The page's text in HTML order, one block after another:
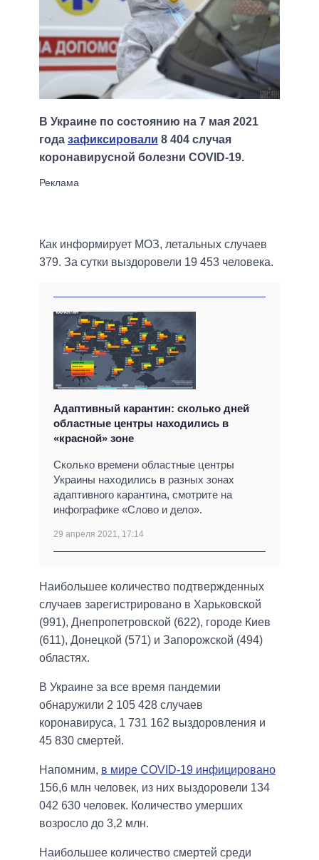
В Украине по состоянию на 7 мая 2021
года зафиксировали 8 404 случая
коронавирусной болезни COVID-19.
Как информирует МОЗ, летальных случаев
379. За сутки выздоровели 19 453 человека.
Адаптивный карантин: сколько дней
областные центры находились в
«красной» зоне
Сколько времени областные центры
Украины находились в разных зонах
адаптивного карантина, смотрите на
инфографике «Слово и дело».
29 апреля 2021, 17:14
Наибольшее количество подтвержденных
случаев зарегистрировано в Харьковской
(991), Днепропетровской (622), городе Киев
(611), Донецкой (571) и Запорожской (494)
областях.
В Украине за все время пандемии
обнаружили 2 105 428 случаев
коронавируса, 1 731 162 выздоровления и
45 830 смертей.
Напомним, в мире COVID-19 инфицировано
156,6 млн человек, из них выздоровели 134
042 630 человек. Количество умерших
возросло до 3,2 млн.
Наибольшее количество смертей среди